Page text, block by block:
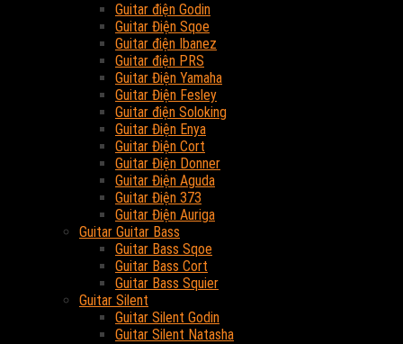
Guitar điện Godin
Guitar Điện Sqoe
Guitar điện Ibanez
Guitar điện PRS
Guitar Điện Yamaha
Guitar Điện Fesley
Guitar điện Soloking
Guitar Điện Enya
Guitar Điện Cort
Guitar Điện Donner
Guitar Điện Aguda
Guitar Điện 373
Guitar Điện Auriga
Guitar Guitar Bass
Guitar Bass Sqoe
Guitar Bass Cort
Guitar Bass Squier
Guitar Silent
Guitar Silent Godin
Guitar Silent Natasha